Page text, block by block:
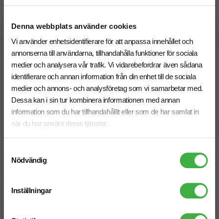
Denna webbplats använder cookies
Vi använder enhetsidentifierare för att anpassa innehållet och
annonserna till användarna, tillhandahålla funktioner för sociala
medier och analysera vår trafik. Vi vidarebefordrar även sådana
identifierare och annan information från din enhet till de sociala
medier och annons- och analysföretag som vi samarbetar med.
Dessa kan i sin tur kombinera informationen med annan
information som du har tillhandahållit eller som de har samlat in
när du har använt deras tjänster.
Nödvändig
Inställningar
Snabbare leverans? Kontakta oss.
Prisgaranti